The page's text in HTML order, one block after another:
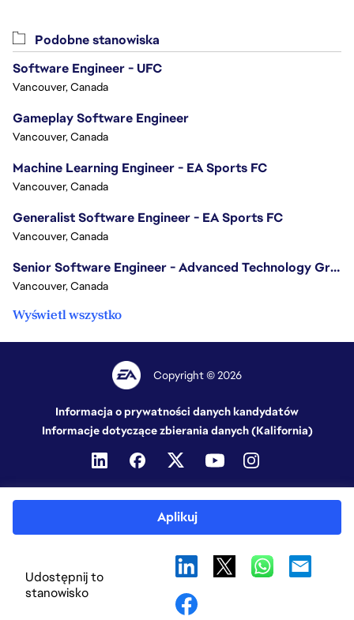
Aplikuj
Udostępnij to
stanowisko
Podobne stanowiska
Software Engineer - UFC
Vancouver, Canada
Gameplay Software Engineer
Vancouver, Canada
Machine Learning Engineer - EA Sports FC
Vancouver, Canada
Generalist Software Engineer - EA Sports FC
Vancouver, Canada
Senior Software Engineer - Advanced Technology Group
Vancouver, Canada
Wyświetl wszystko
Copyright © 2026
Informacja o prywatności danych kandydatów
Informacje dotyczące zbierania danych (Kalifornia)